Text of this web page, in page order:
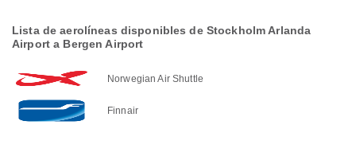
Lista de aerolíneas disponibles de Stockholm Arlanda
Airport a Bergen Airport
Norwegian Air Shuttle
Finnair